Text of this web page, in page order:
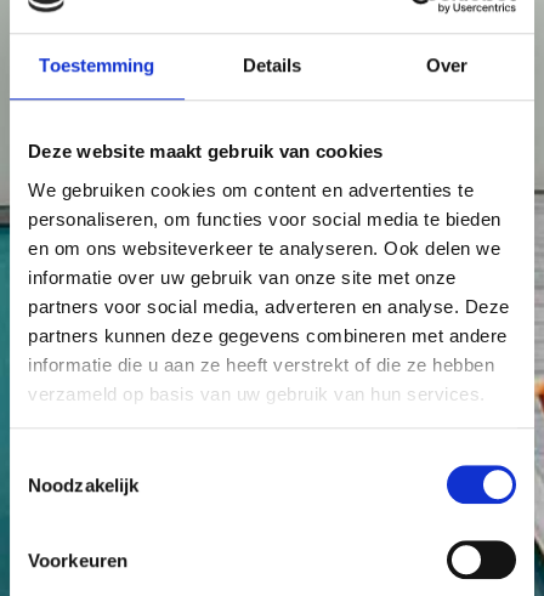
Toestemming Details Over
Deze website maakt gebruik van cookies
We gebruiken cookies om content en advertenties te
personaliseren, om functies voor social media te bieden
en om ons websiteverkeer te analyseren. Ook delen we
informatie over uw gebruik van onze site met onze
partners voor social media, adverteren en analyse. Deze
partners kunnen deze gegevens combineren met andere
informatie die u aan ze heeft verstrekt of die ze hebben
verzameld op basis van uw gebruik van hun services.
Noodzakelijk
Voorkeuren